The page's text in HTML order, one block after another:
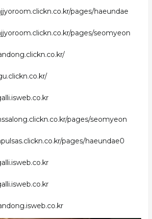
pages/haeundae
pages/seomyeon
pages/seomyeon
pages/haeundae0